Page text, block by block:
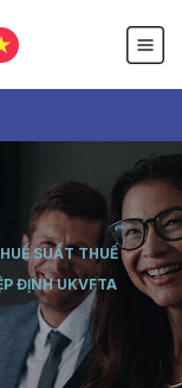
SUẤT THUẾ
ĐỊNH UKVFTA